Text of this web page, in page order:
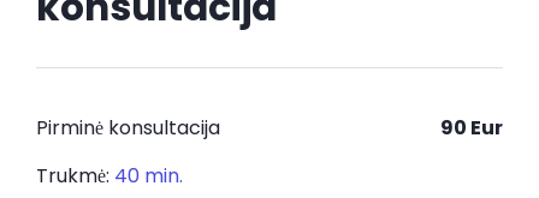
Pirminė konsultacija
Trukmė: 40 min.
90 Eur